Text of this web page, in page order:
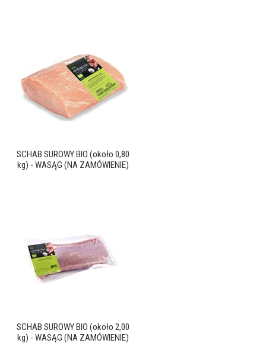
SCHAB SUROWY BIO (około 0,80
kg) - WASĄG (NA ZAMÓWIENIE)
SCHAB SUROWY BIO (około 2,00
kg) - WASĄG (NA ZAMÓWIENIE)